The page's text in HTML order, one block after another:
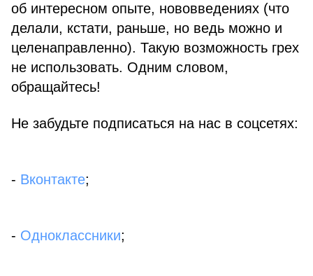
об интересном опыте, нововведениях (что
делали, кстати, раньше, но ведь можно и
целенаправленно). Такую возможность грех
не использовать. Одним словом,
обращайтесь!
Не забудьте подписаться на нас в соцсетях:
- Вконтакте;
- Одноклассники;